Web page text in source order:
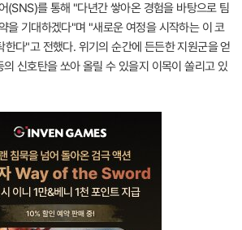
(SNS)를 통해 "다년간 쌓아온 경험을 바탕으로 팀
을 기대하겠다"며 "새로운 여정을 시작하는 이 코
한다"고 전했다. 위기의 순간에 든든한 지원군을 얻
신호탄을 쏘아 올릴 수 있을지 이목이 쏠리고 있